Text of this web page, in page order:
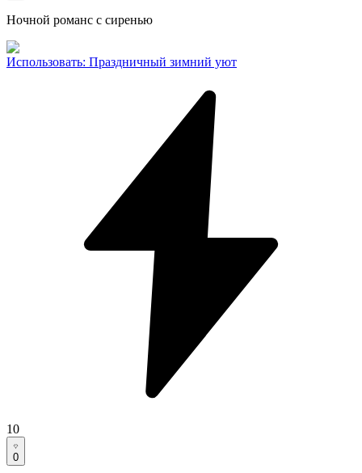
Ночной романс с сиренью
Использовать: Праздничный зимний уют
10
0